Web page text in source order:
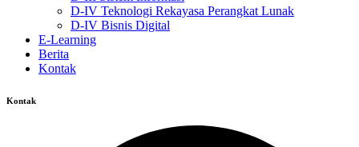
D-IV Teknologi Rekayasa Perangkat Lunak
D-IV Bisnis Digital
E-Learning
Berita
Kontak
Kontak